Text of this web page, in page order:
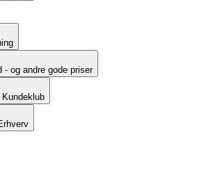
- og andre gode priser